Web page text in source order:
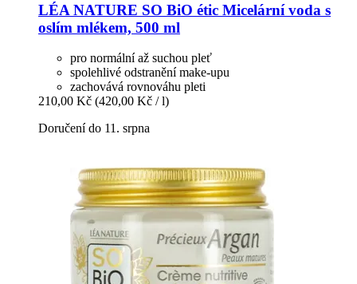
LÉA NATURE SO BiO étic Micelární voda s
oslím mlékem, 500 ml
pro normální až suchou pleť
spolehlivé odstranění make-upu
zachovává rovnováhu pleti
210,00 Kč (420,00 Kč / l)
Doručení do 11. srpna